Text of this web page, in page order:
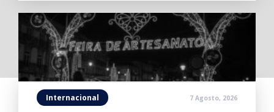
Internacional 7 Agosto, 2026